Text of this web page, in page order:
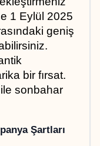
1 Eylül 2025
geniş
bir fırsat.
sonbahar
Şartları